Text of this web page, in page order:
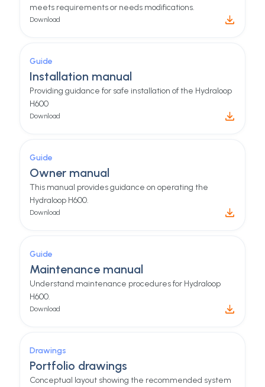
meets requirements or needs modifications.
Download
Guide
Installation manual
Providing guidance for safe installation of the Hydraloop
H600
Download
Guide
Owner manual
This manual provides guidance on operating the
Hydraloop H600.
Download
Guide
Maintenance manual
Understand maintenance procedures for Hydraloop
H600.
Download
Drawings
Portfolio drawings
Conceptual layout showing the recommended system